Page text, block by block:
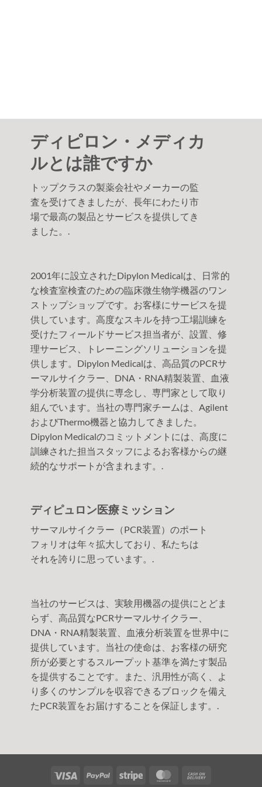
ディピロン・メディカ
ルとは誰ですか
トップクラスの製薬会社やメーカーの監
査を受けてきましたが、長年にわたり市
場で最高の製品とサービスを提供してき
ました。.
2001年に設立されたDipylon Medicalは、日常的
な検査室検査のための臨床微生物学機器のワン
ストップショップです。お客様にサービスを提
供しています。高度なスキルを持つ工場訓練を
受けたフィールドサービス担当者が、設置、修
理サービス、トレーニングソリューションを提
供します。Dipylon Medicalは、高品質のPCRサ
ーマルサイクラー、DNA・RNA精製装置、血液
学分析装置の提供に専念し、専門家として取り
組んでいます。当社の専門家チームは、Agilent
およびThermo機器と協力してきました。
Dipylon Medicalのコミットメントには、高度に
訓練された担当スタッフによるお客様からの継
続的なサポートが含まれます。.
ディピュロン医療ミッション
サーマルサイクラー（PCR装置）のポート
フォリオは年々拡大しており、私たちは
それを誇りに思っています。.
当社のサービスは、実験用機器の提供にとどま
らず、高品質なPCRサーマルサイクラー、
DNA・RNA精製装置、血液分析装置を世界中に
提供しています。当社の使命は、お客様の研究
所が必要とするスループット基準を満たす製品
を提供することです。また、汎用性が高く、よ
り多くのサンプルを収容できるブロックを備え
たPCR装置をお届けすることを保証します。.
ペ
ス